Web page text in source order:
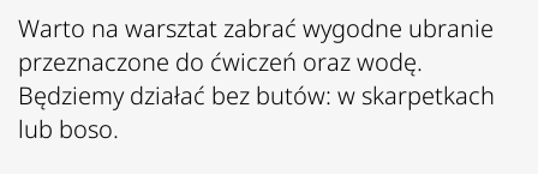
Warto na warsztat zabrać wygodne ubranie
przeznaczone do ćwiczeń oraz wodę.
Będziemy działać bez butów: w skarpetkach
lub boso.